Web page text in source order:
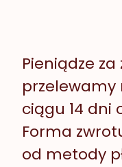
Pieniądze
przelewamy
ciągu 14 dni
Forma
od metody